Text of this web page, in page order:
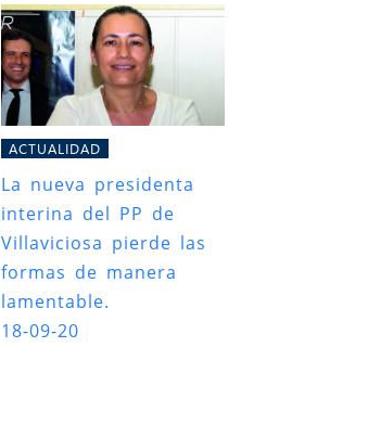
ACTUALIDAD
La nueva presidenta
interina del PP de
Villaviciosa pierde las
formas de manera
lamentable.
18-09-20